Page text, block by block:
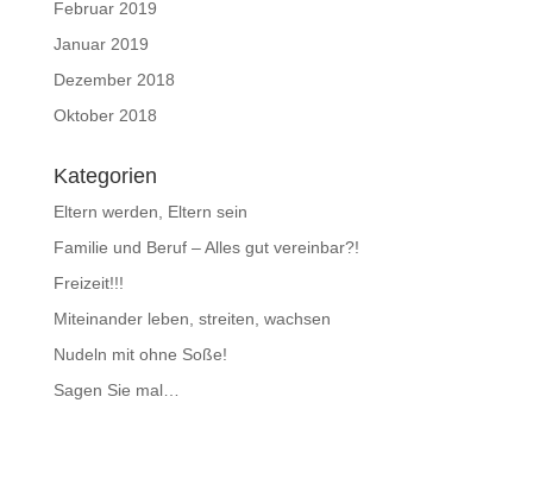
Februar 2019
Januar 2019
Dezember 2018
Oktober 2018
Kategorien
Eltern werden, Eltern sein
Familie und Beruf – Alles gut vereinbar?!
Freizeit!!!
Miteinander leben, streiten, wachsen
Nudeln mit ohne Soße!
Sagen Sie mal…